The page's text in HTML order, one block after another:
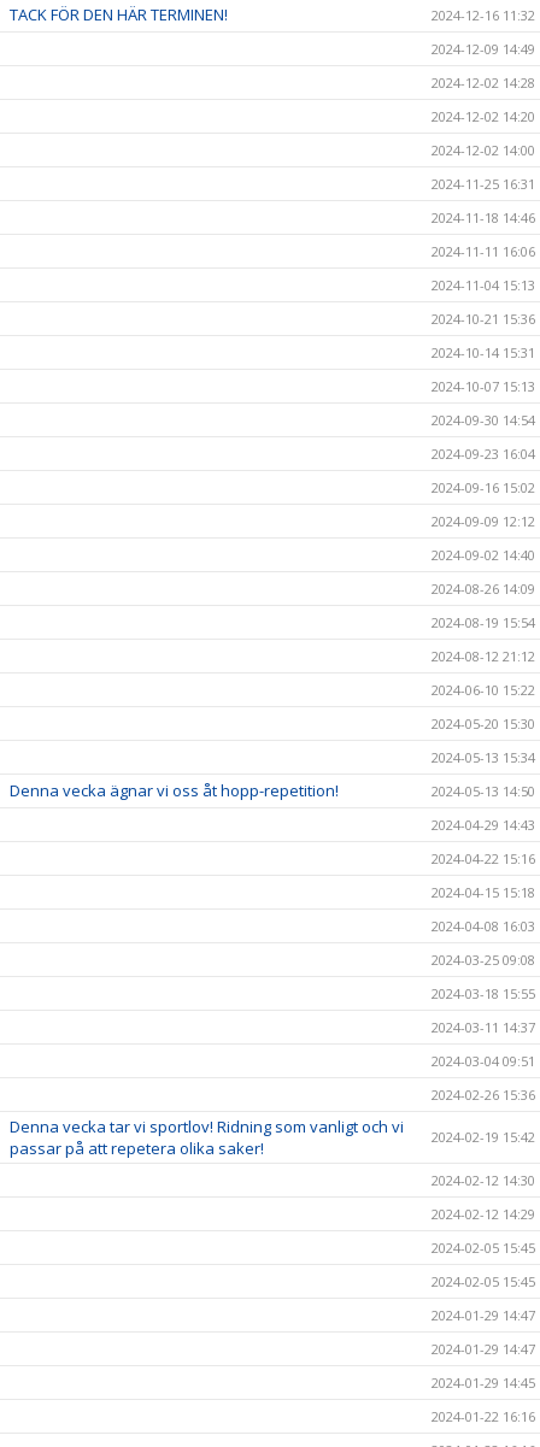
TACK FÖR DEN HÄR TERMINEN!
2024-12-16 11:32
2024-12-09 14:49
2024-12-02 14:28
2024-12-02 14:20
2024-12-02 14:00
2024-11-25 16:31
2024-11-18 14:46
2024-11-11 16:06
2024-11-04 15:13
2024-10-21 15:36
2024-10-14 15:31
2024-10-07 15:13
2024-09-30 14:54
2024-09-23 16:04
2024-09-16 15:02
2024-09-09 12:12
2024-09-02 14:40
2024-08-26 14:09
2024-08-19 15:54
2024-08-12 21:12
2024-06-10 15:22
2024-05-20 15:30
2024-05-13 15:34
Denna vecka ägnar vi oss åt hopp-repetition!
2024-05-13 14:50
2024-04-29 14:43
2024-04-22 15:16
2024-04-15 15:18
2024-04-08 16:03
2024-03-25 09:08
2024-03-18 15:55
2024-03-11 14:37
2024-03-04 09:51
2024-02-26 15:36
Denna vecka tar vi sportlov! Ridning som vanligt och vi
passar på att repetera olika saker!
2024-02-19 15:42
2024-02-12 14:30
2024-02-12 14:29
2024-02-05 15:45
2024-02-05 15:45
2024-01-29 14:47
2024-01-29 14:47
2024-01-29 14:45
2024-01-22 16:16